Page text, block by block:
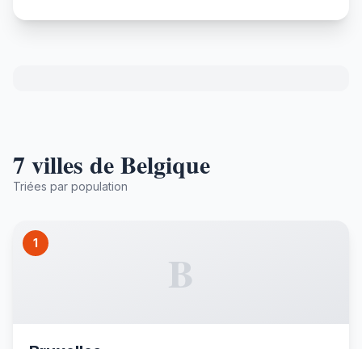
7 villes de Belgique
Triées par population
1
B